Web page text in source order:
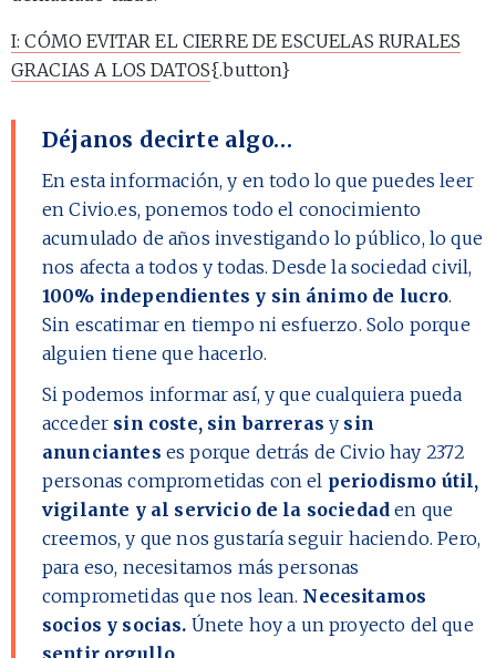
I: CÓMO EVITAR EL CIERRE DE ESCUELAS RURALES
GRACIAS A LOS DATOS{.button}
Déjanos decirte algo…
En esta información, y en todo lo que puedes leer
en Civio.es, ponemos todo el conocimiento
acumulado de años investigando lo público, lo que
nos afecta a todos y todas. Desde la sociedad civil,
100% independientes y sin ánimo de lucro.
Sin escatimar en tiempo ni esfuerzo. Solo porque
alguien tiene que hacerlo.
Si podemos informar así, y que cualquiera pueda
acceder sin coste, sin barreras y sin
anunciantes es porque detrás de Civio hay 2372
personas comprometidas con el periodismo útil,
vigilante y al servicio de la sociedad en que
creemos, y que nos gustaría seguir haciendo. Pero,
para eso, necesitamos más personas
comprometidas que nos lean. Necesitamos
socios y socias. Únete hoy a un proyecto del que
sentir orgullo.